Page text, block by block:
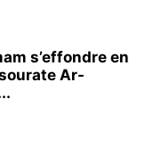
s’effondre en
Ar-